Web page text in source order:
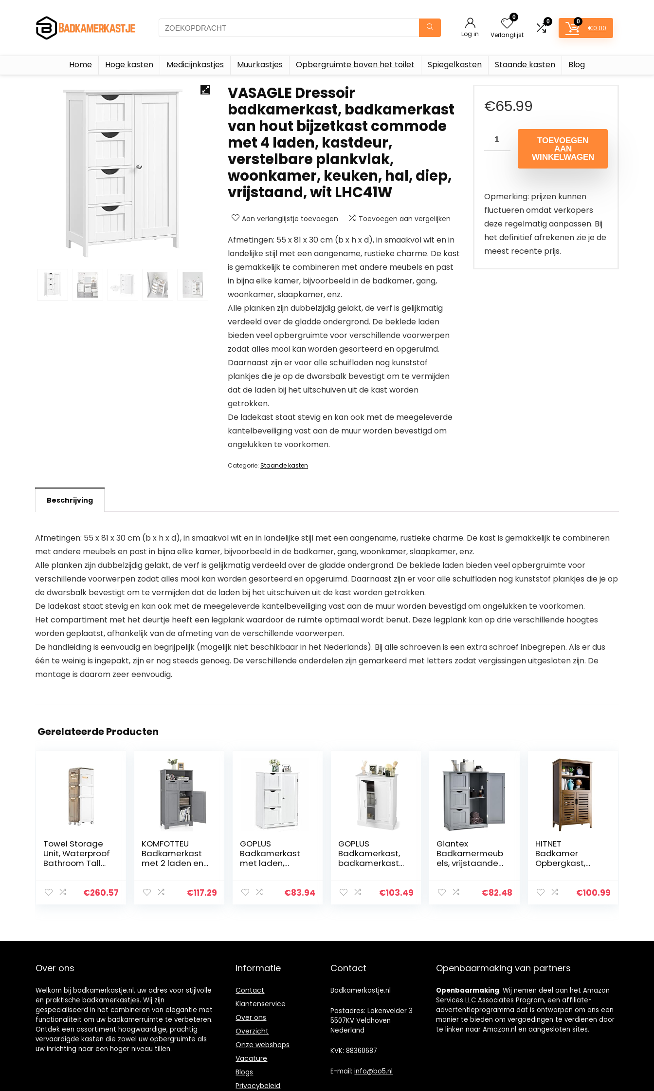
Log in
0
Verlanglijst
0 0
€0.00
Home Hoge kasten Medicijnkastjes Muurkastjes Opbergruimte boven het toilet Spiegelkasten Staande kasten Blog
VASAGLE Dressoir
badkamerkast, badkamerkast
van hout bijzetkast commode
met 4 laden, kastdeur,
verstelbare plankvlak,
woonkamer, keuken, hal, diep,
vrijstaand, wit LHC41W
Aan verlanglijstje toevoegen Toevoegen aan vergelijken
Afmetingen: 55 x 81 x 30 cm (b x h x d), in smaakvol wit en in
landelijke stijl met een aangename, rustieke charme. De kast
is gemakkelijk te combineren met andere meubels en past
in bijna elke kamer, bijvoorbeeld in de badkamer, gang,
woonkamer, slaapkamer, enz.
Alle planken zijn dubbelzijdig gelakt, de verf is gelijkmatig
verdeeld over de gladde ondergrond. De beklede laden
bieden veel opbergruimte voor verschillende voorwerpen
zodat alles mooi kan worden gesorteerd en opgeruimd.
Daarnaast zijn er voor alle schuifladen nog kunststof
plankjes die je op de dwarsbalk bevestigt om te vermijden
dat de laden bij het uitschuiven uit de kast worden
getrokken.
De ladekast staat stevig en kan ook met de meegeleverde
kantelbeveiliging vast aan de muur worden bevestigd om
ongelukken te voorkomen.
Categorie: Staande kasten
€65.99
TOEVOEGEN
AAN
WINKELWAGEN
Opmerking: prijzen kunnen
fluctueren omdat verkopers
deze regelmatig aanpassen. Bij
het definitief afrekenen zie je de
meest recente prijs.
Beschrijving
Afmetingen: 55 x 81 x 30 cm (b x h x d), in smaakvol wit en in landelijke stijl met een aangename, rustieke charme. De kast is gemakkelijk te combineren
met andere meubels en past in bijna elke kamer, bijvoorbeeld in de badkamer, gang, woonkamer, slaapkamer, enz.
Alle planken zijn dubbelzijdig gelakt, de verf is gelijkmatig verdeeld over de gladde ondergrond. De beklede laden bieden veel opbergruimte voor
verschillende voorwerpen zodat alles mooi kan worden gesorteerd en opgeruimd. Daarnaast zijn er voor alle schuifladen nog kunststof plankjes die je op
de dwarsbalk bevestigt om te vermijden dat de laden bij het uitschuiven uit de kast worden getrokken.
De ladekast staat stevig en kan ook met de meegeleverde kantelbeveiliging vast aan de muur worden bevestigd om ongelukken te voorkomen.
Het compartiment met het deurtje heeft een legplank waardoor de ruimte optimaal wordt benut. Deze legplank kan op drie verschillende hoogtes
worden geplaatst, afhankelijk van de afmeting van de verschillende voorwerpen.
De handleiding is eenvoudig en begrijpelijk (mogelijk niet beschikbaar in het Nederlands). Bij alle schroeven is een extra schroef inbegrepen. Als er dus
één te weinig is ingepakt, zijn er nog steeds genoeg. De verschillende onderdelen zijn gemarkeerd met letters zodat vergissingen uitgesloten zijn. De
montage is daarom zeer eenvoudig.
Gerelateerde Producten
Towel Storage
Unit, Waterproof
Bathroom Tall
With Wheels,
Cabinet
€260.57
KOMFOTTEU
Badkamerkast
met 2 laden en
vrijstaande
toilet,
€117.29
GOPLUS
Badkamerkast
met laden,
opbergvakken,
(wit)
€83.94
GOPLUS
Badkamerkast,
badkamerkast
keukenkast,
€103.49
Giantex
Badkamermeub
els, vrijstaande
staande kast
d, 60 x 30 x 81
€82.48
HITNET
Badkamer
Opbergkast,
Kast Eenheid
Organisator
€100.99
Over ons
Welkom bij badkamerkastje.nl, uw adres voor stijlvolle
en praktische badkamerkastjes. Wij zijn
gespecialiseerd in het combineren van elegantie met
functionaliteit om uw badkamerruimte te verbeteren.
Ontdek een assortiment hoogwaardige, prachtig
vervaardigde kasten die zowel uw opbergruimte als
uw inrichting naar een hoger niveau tillen.
Informatie
Contact
Klantenservice
Over ons
Overzicht
Onze webshops
Vacature
Blogs
Privacybeleid
Contact
Badkamerkastje.nl
Postadres: Lakenvelder 3
5507KV Veldhoven
Nederland
KVK: 88360687
E-mail:info@bo5.nl
Openbaarmaking van partners
Openbaarmaking: Wij nemen deel aan het Amazon
Services LLC Associates Program, een affiliate-
advertentieprogramma dat is ontworpen om ons een
manier te bieden om vergoedingen te verdienen door
te linken naar Amazon.nl en aangesloten sites.